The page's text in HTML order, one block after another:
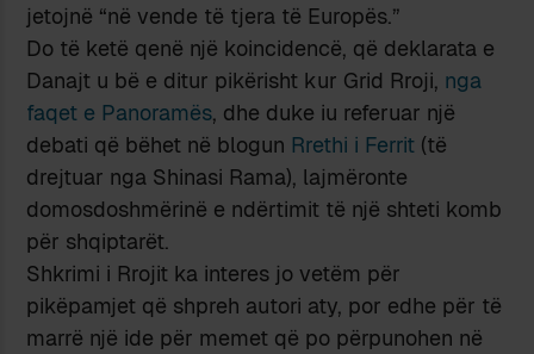
jetojnë “në vende të tjera të Europës.”
Do të ketë qenë një koincidencë, që deklarata e
Danajt u bë e ditur pikërisht kur Grid Rroji, nga
faqet e Panoramës, dhe duke iu referuar një
debati që bëhet në blogun Rrethi i Ferrit (të
drejtuar nga Shinasi Rama), lajmëronte
domosdoshmërinë e ndërtimit të një shteti komb
për shqiptarët.
Shkrimi i Rrojit ka interes jo vetëm për
pikëpamjet që shpreh autori aty, por edhe për të
marrë një ide për memet që po përpunohen në